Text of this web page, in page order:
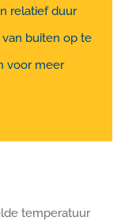
relatief duur
buiten op te
voor meer
temperatuur